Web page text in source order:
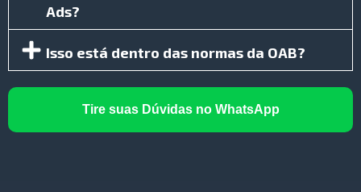
Ads?
Isso está dentro das normas da OAB?
Tire suas Dúvidas no WhatsApp